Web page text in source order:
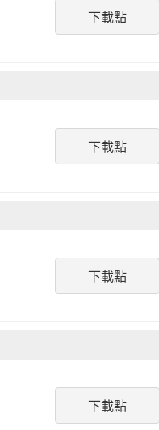
下載點
下載點
下載點
下載點